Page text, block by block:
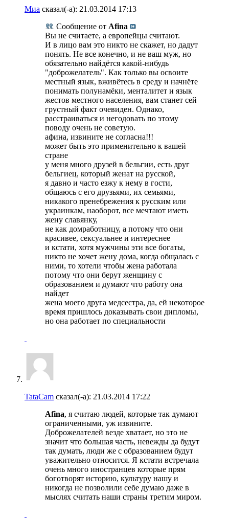
Миа сказал(-а): 21.03.2014 17:13
Сообщение от Afina
Вы не считаете, а европейцы считают.
И в лицо вам это никто не скажет, но дадут
понять. Не все конечно, и не ваш муж, но
обязательно найдётся какой-нибудь
"доброжелатель". Как только вы освоите
местный язык, вживётесь в среду и начнёте
понимать полунамёки, менталитет и язык
жестов местного населения, вам станет сей
грустный факт очевиден. Однако,
расстраиваться и негодовать по этому
поводу очень не советую.
афина, извините не согласна!!!
может быть это применительно к вашей
стране
у меня много друзей в бельгии, есть друг
бельгиец, который женат на русской,
я давно и часто езжу к нему в гости,
общаюсь с его друзьями, их семьями,
никакого пренебрежения к русским или
украинкам, наоборот, все мечтают иметь
жену славянку,
не как домработницу, а потому что они
красивее, сексуальнее и интереснее
и кстати, хотя мужчины эти все богаты,
никто не хочет жену дома, когда общалась с
ними, то хотели чтобы жена работала
потому что они берут женщину с
образованием и думают что работу она
найдет
жена моего друга медсестра, да, ей некоторое
время пришлось доказывать свои дипломы,
но она работает по специальности
TataCam сказал(-а): 21.03.2014 17:22
Afina, я считаю людей, которые так думают
ограниченными, уж извините.
Доброжелателей везде хватает, но это не
значит что большая часть, невежды да будут
так думать, люди же с образованием будут
уважительно относится. Я кстати встречала
очень много иностранцев которые прям
боготворят историю, культуру нашу и
никогда не позволили себе думаю даже в
мыслях считать наши страны третим миром.